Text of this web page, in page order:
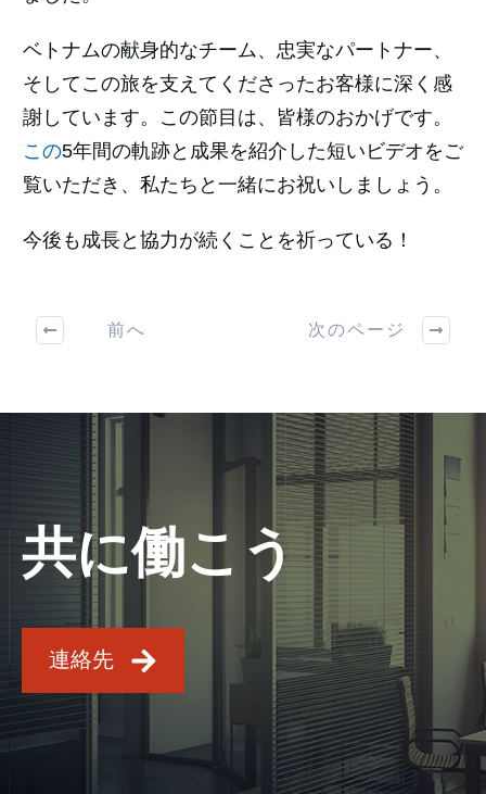
ベトナムの献身的なチーム、忠実なパートナー、
そしてこの旅を支えてくださったお客様に深く感
謝しています。この節目は、皆様のおかげです。
この5年間の軌跡と成果を紹介した短いビデオをご
覧いただき、私たちと一緒にお祝いしましょう。
今後も成長と協力が続くことを祈っている！
前へ 次のページ
共に働こう
連絡先